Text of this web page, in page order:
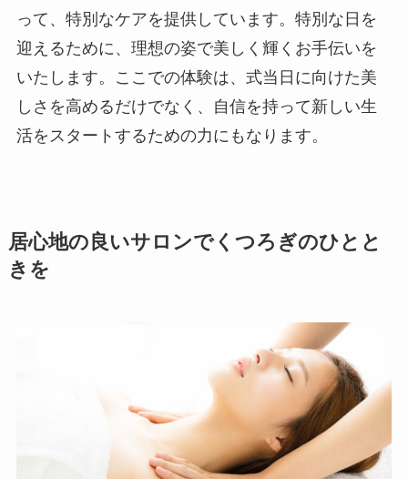
って、特別なケアを提供しています。特別な日を
迎えるために、理想の姿で美しく輝くお手伝いを
いたします。ここでの体験は、式当日に向けた美
しさを高めるだけでなく、自信を持って新しい生
活をスタートするための力にもなります。
居心地の良いサロンでくつろぎのひとと
きを